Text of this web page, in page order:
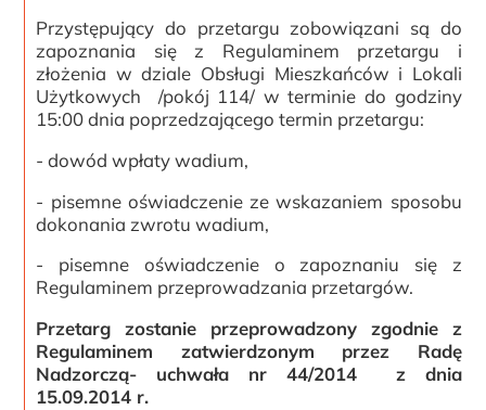
Przystępujący do przetargu zobowiązani są do
zapoznania się z Regulaminem przetargu i
złożenia w dziale Obsługi Mieszkańców i Lokali
Użytkowych /pokój 114/ w terminie do godziny
15:00 dnia poprzedzającego termin przetargu:
- dowód wpłaty wadium,
- pisemne oświadczenie ze wskazaniem sposobu
dokonania zwrotu wadium,
- pisemne oświadczenie o zapoznaniu się z
Regulaminem przeprowadzania przetargów.
Przetarg zostanie przeprowadzony zgodnie z
Regulaminem zatwierdzonym przez Radę
Nadzorczą- uchwała nr 44/2014 z dnia
15.09.2014 r.